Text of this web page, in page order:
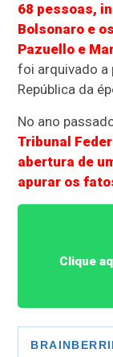
68 pessoas,
Bolsonaro e
Pazuello e
foi arquivado a
República da
No ano
Tribunal
abertura de
apurar os
Clique